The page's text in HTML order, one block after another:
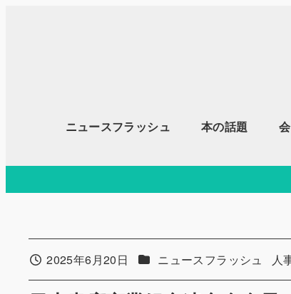
移
ニュースフラッシュ 本の話題
投稿日2025年6月20日 カテゴリー
ニュースフラッシュ カ
人